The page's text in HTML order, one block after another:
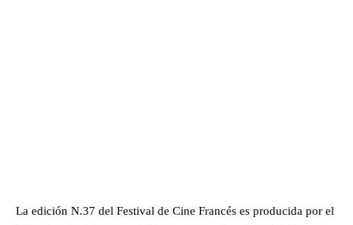
La edición N.37 del Festival de Cine Francés es producida por el